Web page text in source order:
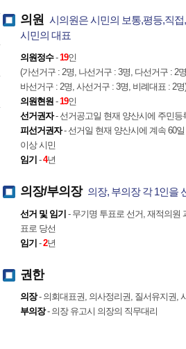
의원시의원은 시민의 보통,평등,직
시민의 대표
의원정수-19인
(가선거구 : 2명, 나선거구 : 3명, 다선거구 : 2
바선거구 : 2명, 사선거구 : 3명, 비례대표 : 2명
의원현원 -19인
선거권자- 선거공고일 현재 양산시에 주민등
피선거권자- 선거일 현재 양산시에 계속 60
이상 시민
임기 -4년
의장/부의장 의장, 부의장 각 1인을
선거 및 임기 - 무기명 투표로 선거, 재적의원
표로 당선
임기 -2년
권한
의장- 의회대표권, 의사정리권, 질서유지권,
부의장- 의장 유고시 의장의 직무대리